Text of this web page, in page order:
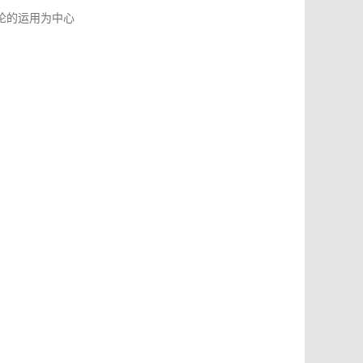
的运用为中心